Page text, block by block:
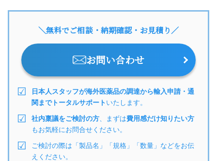
＼無料でご相談・納期確認・お見積り／
お問い合わせ
日本人スタッフが海外医薬品の調達から輸入申請・通
関までトータルサポートいたします。
社内稟議をご検討の方 、まずは費用感だけ知りたい方
もお気軽にお問合せください。
ご検討の際は「製品名」「規格」「数量」などをお伝
えください。